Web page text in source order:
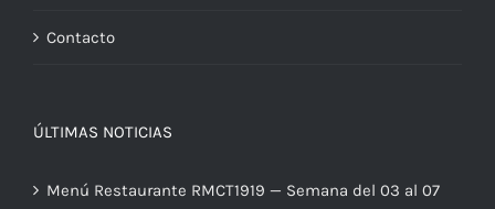
Contacto
ÚLTIMAS NOTICIAS
Menú Restaurante RMCT1919 — Semana del 03 al 07